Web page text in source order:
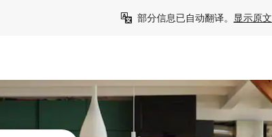
部分信息已自动翻译。 显示原文